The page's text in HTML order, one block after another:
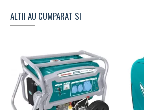
ALTII AU CUMPARAT SI